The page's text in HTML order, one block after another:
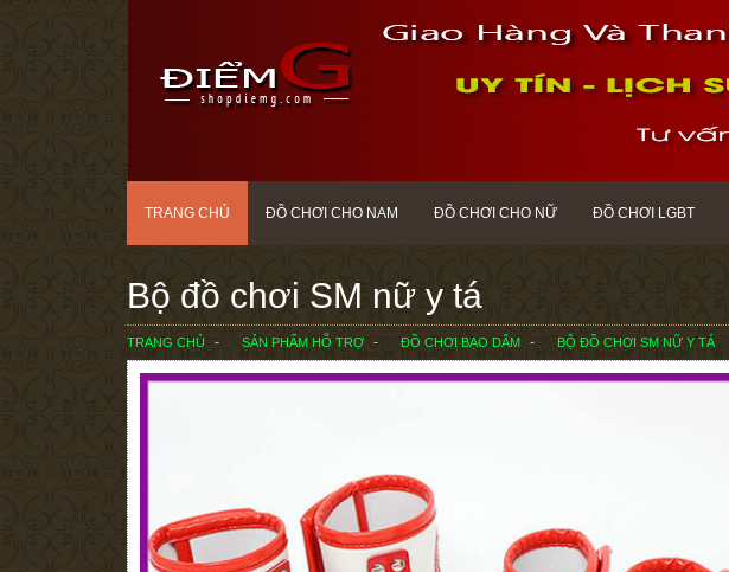
TRANG CHỦ ĐỒ CHƠI CHO NAM ĐỒ CHƠI CHO NỮ ĐỒ CHƠI LGBT
Bộ đồ chơi SM nữ y tá
TRANG CHỦ SẢN PHẨM HỖ TRỢ ĐỒ CHƠI BẠO DÂM BỘ ĐỒ CHƠI SM NỮ Y TÁ